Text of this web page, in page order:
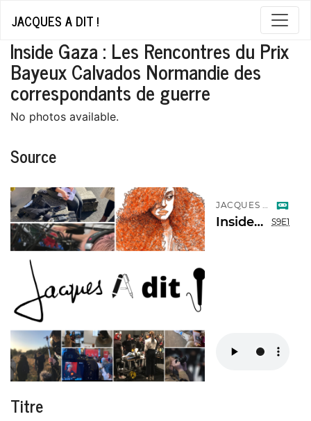
JACQUES A DIT !
Inside Gaza : Les Rencontres du Prix
Bayeux Calvados Normandie des
correspondants de guerre
No photos available.
Source
Titre